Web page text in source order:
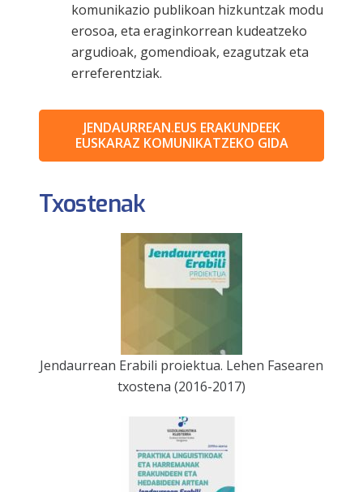
komunikazio publikoan hizkuntzak modu
erosoa, eta eraginkorrean kudeatzeko
argudioak, gomendioak, ezagutzak eta
erreferentziak.
JENDAURREAN.EUS ERAKUNDEEK
EUSKARAZ KOMUNIKATZEKO GIDA
Txostenak
Jendaurrean Erabili proiektua. Lehen Fasearen
txostena (2016-2017)